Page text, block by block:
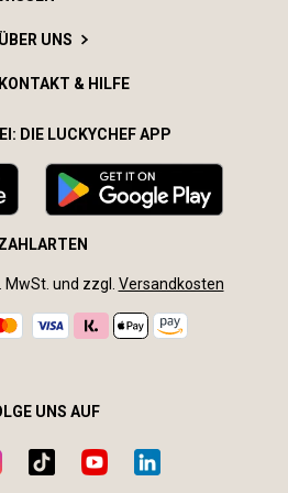
ÜBER UNS
KONTAKT & HILFE
DIE LUCKYCHEF APP
und zzgl. Versandkosten
UNS AUF